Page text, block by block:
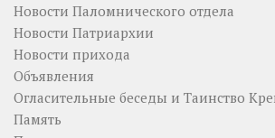
Новости Паломнического отдела
Новости Патриархии
Новости прихода
Объявления
Огласительные беседы и Таинство
Память